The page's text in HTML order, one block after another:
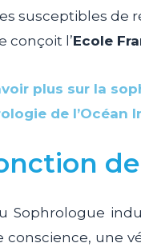
susceptibles de
conçoit l’Ecole
plus sur la
de l’Océan
Sophrologue
conscience, une